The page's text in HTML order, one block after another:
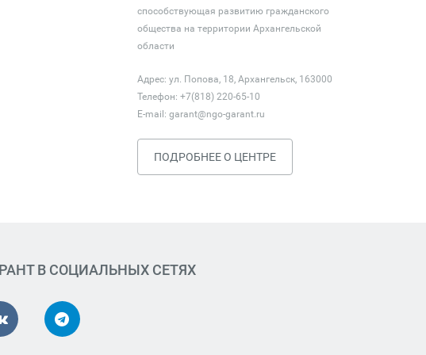
способствующая развитию гражданского
общества на территории Архангельской
области
Адрес: ул. Попова, 18, Архангельск, 163000
Телефон: +7(818) 220-65-10
E-mail: garant@ngo-garant.ru
ПОДРОБНЕЕ О ЦЕНТРЕ
В СОЦИАЛЬНЫХ СЕТЯХ